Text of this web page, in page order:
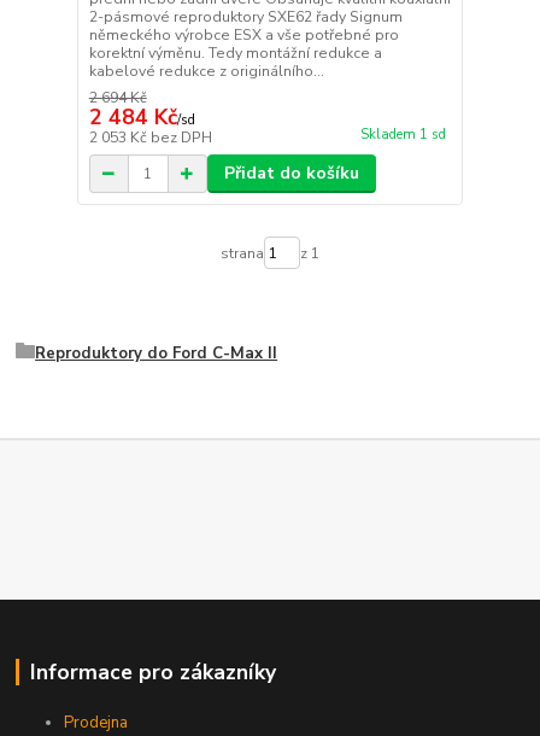
2-pásmové reproduktory SXE62 řady Signum
německého výrobce ESX a vše potřebné pro
korektní výměnu. Tedy montážní redukce a
kabelové redukce z originálního...
2 694 Kč
2 484 Kč/sd
2 053 Kč bez DPH Skladem 1 sd
Přidat do košíku
strana z 1
Reproduktory do Ford C-Max II
Informace pro zákazníky
Prodejna